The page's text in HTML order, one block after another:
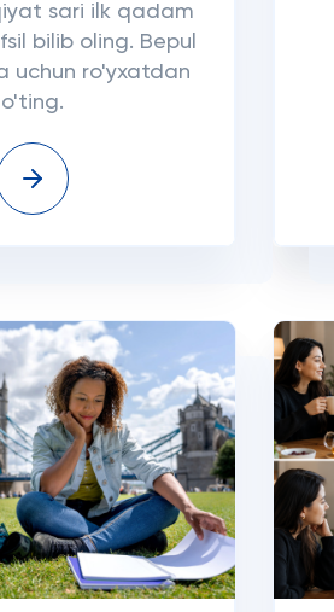
sari ilk qadam
bilib oling. Bepul
uchun ro'yxatdan
o'ting.